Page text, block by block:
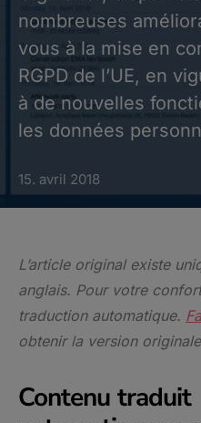
nombreuses
vous à la mise en
RGPD de l’UE, en
à de nouvelles
les données
15. avril 2018
L’article original existe
anglais. Pour votre
traduction automatique.
obtenir la version
Contenu traduit